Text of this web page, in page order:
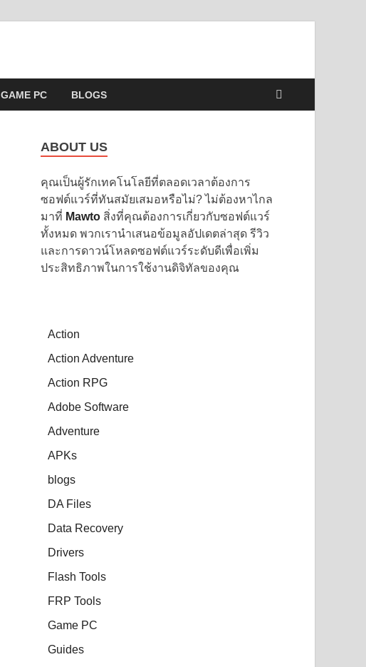
GAME PC BLOGS
ABOUT US
คุณเป็นผู้รักเทคโนโลยีที่ตลอดเวลาต้องการ
ซอฟต์แวร์ที่ทันสมัยเสมอหรือไม่? ไม่ต้องหาไกล
มาที่ Mawto สิ่งที่คุณต้องการเกี่ยวกับซอฟต์แวร์
ทั้งหมด พวกเรานำเสนอข้อมูลอัปเดตล่าสุด รีวิว
และการดาวน์โหลดซอฟต์แวร์ระดับดีเพื่อเพิ่ม
ประสิทธิภาพในการใช้งานดิจิทัลของคุณ
Action
Action Adventure
Action RPG
Adobe Software
Adventure
APKs
blogs
DA Files
Data Recovery
Drivers
Flash Tools
FRP Tools
Game PC
Guides